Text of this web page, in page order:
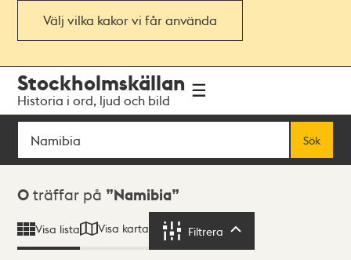
Välj vilka kakor vi får använda
navigationen
huvudinnehållet
Stockholmskällan
Historia i ord, ljud och bild
Sök
Sök
Sökresultat
0 träffar på Namibia
Visa lista Visa karta Filtrera